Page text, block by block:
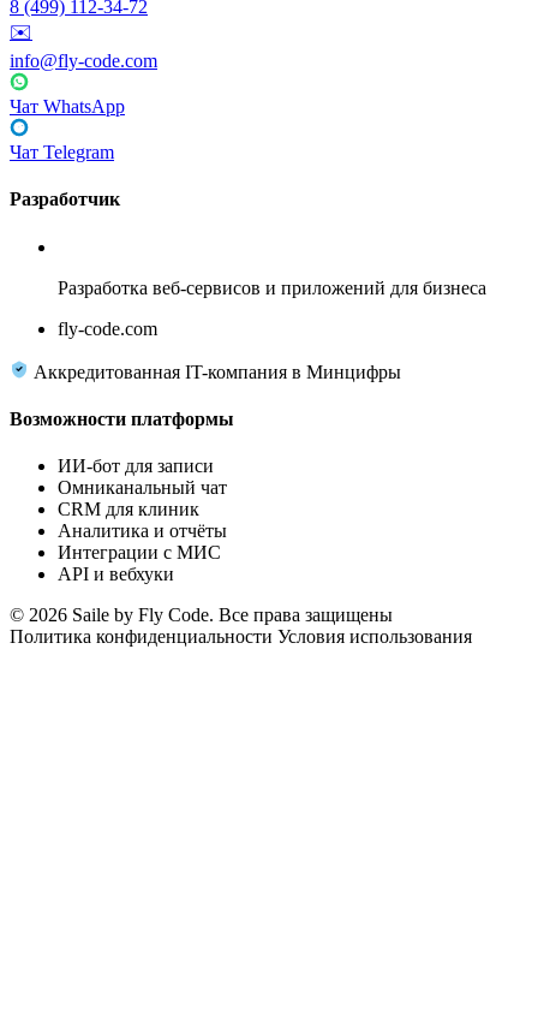
8 (499) 112-34-72
✉️
info@fly-code.com
Чат WhatsApp
Чат Telegram
Разработчик
Разработка веб-сервисов и приложений для бизнеса
fly-code.com
Аккредитованная IT-компания в Минцифры
Возможности платформы
ИИ-бот для записи
Омниканальный чат
CRM для клиник
Аналитика и отчёты
Интеграции с МИС
API и вебхуки
© 2026 Saile by Fly Code. Все права защищены
Политика конфиденциальности Условия использования